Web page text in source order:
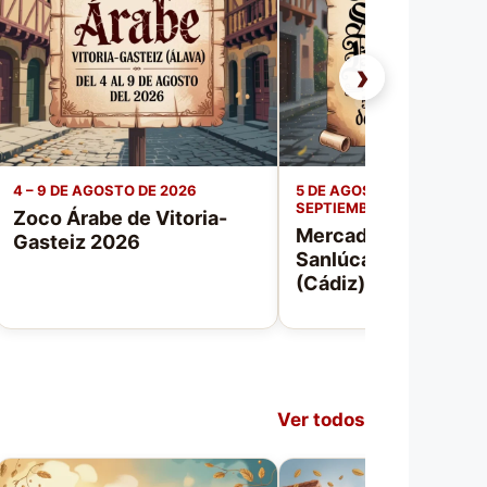
4 – 9 DE AGOSTO DE 2026
Zoco Árabe de Vitoria-
Gasteiz 2026
5 DE AGOSTO DE 2026 –
SEPTIEMBRE DE 2026
Mercado Medieval
Sanlúcar de
(Cádiz) 2026
›
Ver todos